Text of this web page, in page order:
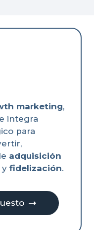
marketing,
integra
para
adquisición
yfidelización.